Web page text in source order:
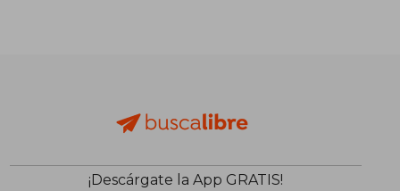
¡Descárgate la App GRATIS!